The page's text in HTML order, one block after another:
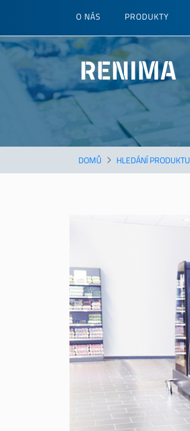
hlavnímu
obsahu
O NÁS PRODUKTY
RENIMA
DOMŮ HLEDÁNÍ PRODUKTU